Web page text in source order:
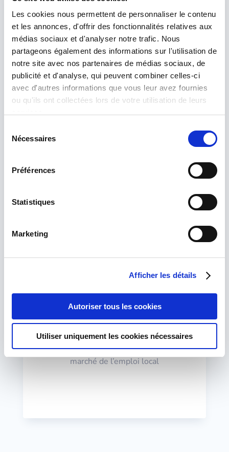
Les cookies nous permettent de personnaliser le contenu
et les annonces, d'offrir des fonctionnalités relatives aux
médias sociaux et d'analyser notre trafic. Nous
partageons également des informations sur l'utilisation de
notre site avec nos partenaires de médias sociaux, de
publicité et d'analyse, qui peuvent combiner celles-ci
avec d'autres informations que vous leur avez fournies
ou qu'ils ont collectées lors de votre utilisation de leurs
Nécessaires
Préférences
Statistiques
Marketing
Afficher les détails
Autoriser tous les cookies
Utiliser uniquement les cookies nécessaires
Z Entretien physique ou visio

Ce travail nécessite de présenter en
amont un projet professionnel clair et
ces prérequis sont présents, je vous
Démontrer vos compétences en se centrant
sur du factuel sans extrapoler ni se sous-
Convaincre sur votre talent : à moi de vous
Mettre en avant vos atouts car ils feront la
Exprimer vos motivations intrinsèques
Préparer les questions pièges des
recruteurs
Déterminer une fourchette de salaire
cohérente par rapport à vos acquis et au
marché de l’emploi local